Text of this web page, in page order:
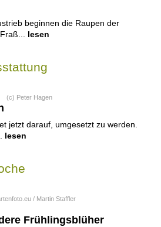
beginnen die Raupen der
lesen
(c) Peter Hagen
jetzt darauf, umgesetzt zu werden.
lesen
/ Martin Staffler
Frühlingsblüher